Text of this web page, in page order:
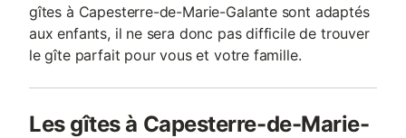
gîtes à Capesterre-de-Marie-Galante sont adaptés
aux enfants, il ne sera donc pas difficile de trouver
le gîte parfait pour vous et votre famille.
Les gîtes à Capesterre-de-Marie-